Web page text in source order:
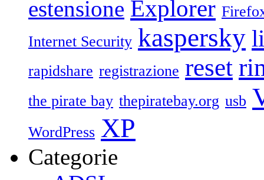
estensione Explorer
Internet Security kaspersky
rapidshare registrazione reset
the pirate bay thepiratebay.org usb
WordPress XP
Categorie